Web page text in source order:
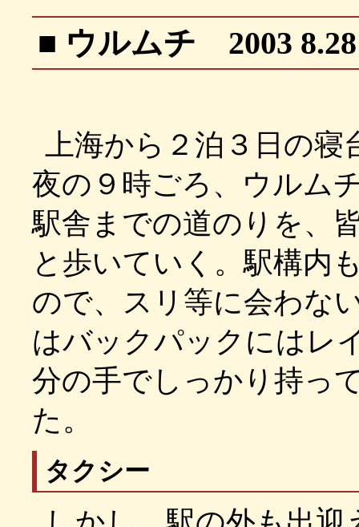
■ ウルムチ 2003 8.28
上海から２泊３日の
夜の９時ごろ、ウルム
駅舎までの道のりを、
と歩いていく。駅構内
ので、スリ等に会わな
はバックパックにはレ
分の手でしっかり持っ
た。
タクシー